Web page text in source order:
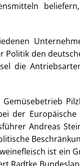
Politik den
die
der Europäische
Andreas
ist ein